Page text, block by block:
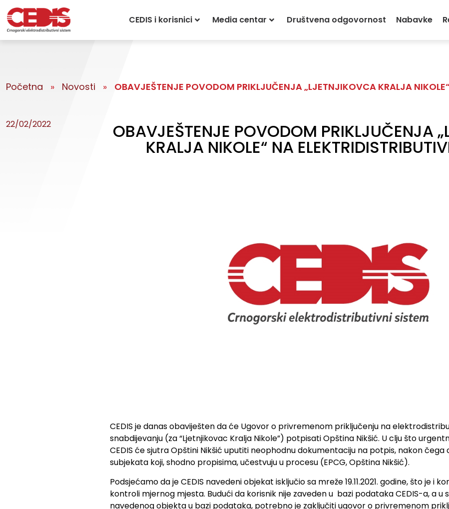
CEDIS i korisnici Media centar Društvena odgovornost Nabavke
Početna » Novosti » OBAVJEŠTENJE POVODOM PRIKLJUČENJA „LJETNJIKOVCA KRALJA
22/02/2022 OBAVJEŠTENJE POVODOM PRIKLJUČENJA
KRALJA NIKOLE“ NA
CEDIS je danas obaviješten da će Ugovor o privremenom priključenju na
snabdijevanju (za “Ljetnjikovac Kralja Nikole”) potpisati Opština Nikšić. U clju što
CEDIS će sjutra Opštini Nikšić uputiti neophodnu dokumentaciju na potpis, nakon čega
subjekata koji, shodno propisima, učestvuju u procesu (EPCG, Opština Nikšić).
Podsjećamo da je CEDIS navedeni objekat isključio sa mreže 19.11.2021. godine, što je i
kontroli mjernog mjesta. Budući da korisnik nije zaveden u bazi podataka CEDIS-a, a u
navedenog objekta u bazi podataka, potrebno je zaključiti ugovor o privremenom